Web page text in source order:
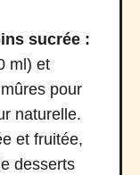
sucrée :
ml) et
pour
naturelle.
et fruitée,
desserts